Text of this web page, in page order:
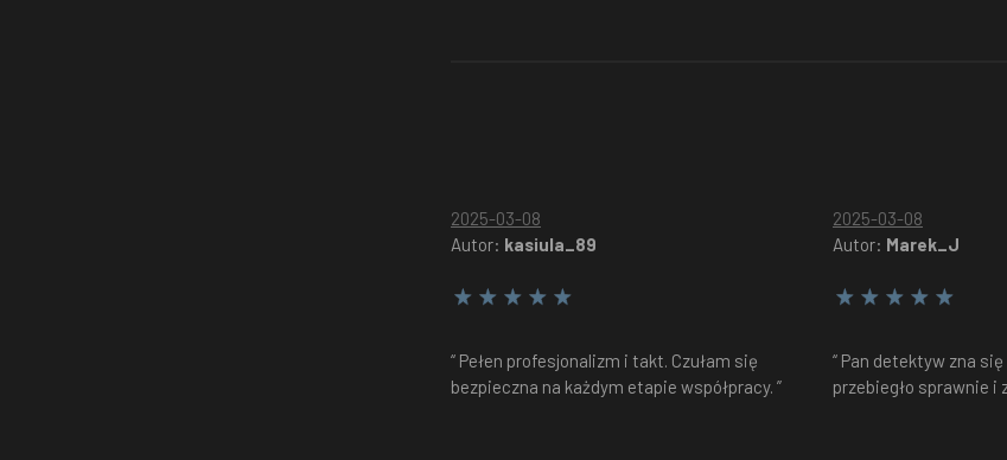
2025-03-08
Autor: kasiula_89
“ Pełen profesjonalizm i takt. Czułam się
bezpieczna na każdym etapie współpracy. ”
2025-03-08
Autor: Marek_J
“ Pan detektyw zna
przebiegło sprawnie i